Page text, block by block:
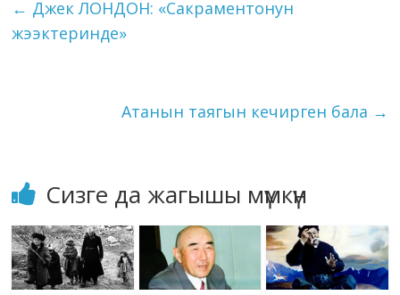
o
k
m n p
ki
← Джек ЛОНДОН: «Сакраментонун
жээктеринде»
Атанын таягын кечирген бала →
Сизге да жагышы мүмкүн